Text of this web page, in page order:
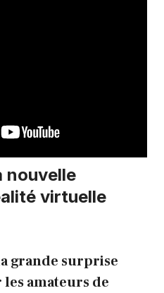
nouvelle
virtuelle
grande surprise
amateurs de